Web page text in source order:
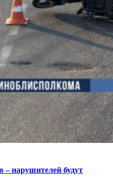
– нарушителей будут